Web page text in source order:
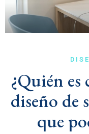
¿Quién
diseño de
que